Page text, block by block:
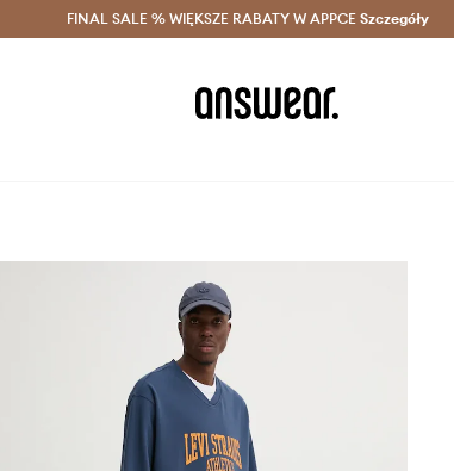
Oszczędzaj z Answear Club > Dostawa nawet w 24h >
FINAL SALE % WIĘKSZE RABATY W APPCE Szczegóły